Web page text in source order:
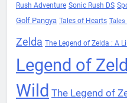
Rush Adventure Sonic Rush DS
Golf Pangya Tales of Hearts Tales
Zelda The Legend of Zelda : A
Legend of
Wild The Legend of